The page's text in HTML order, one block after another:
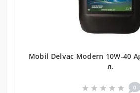
Mobil Delvac Modern 10W-40
л.
0